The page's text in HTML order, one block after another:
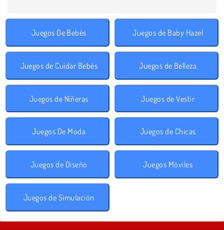
Juegos De Bebés Juegos de Baby Hazel
Juegos de Cuidar Bebés Juegos de Belleza
Juegos de Niñeras Juegos de Vestir
Juegos De Moda Juegos de Chicas
Juegos de Diseño Juegos Móviles
Juegos de Simulación